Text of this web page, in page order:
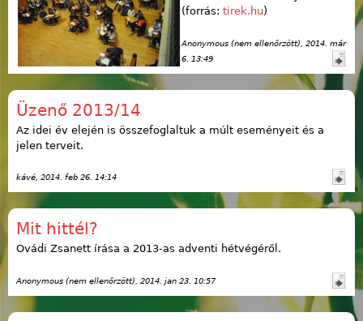
(forrás: tirek.hu)
Anonymous (nem ellenőrzött) , 2014. már
6. 13:49
Üzenő 2013/14
Az idei év elején is összefoglaltuk a múlt eseményeit és a
jelen terveit.
kávé, 2014. feb 26. 14:14
Mit hittél?
Ovádi Zsanett írása a 2013-as adventi hétvégéről.
Anonymous (nem ellenőrzött) , 2014. jan 23. 10:57